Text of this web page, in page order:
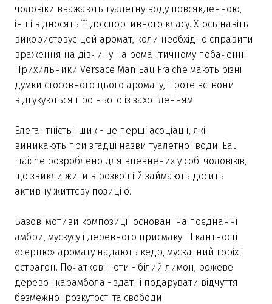
чоловіки вважають туалетну воду повсякденною,
інші відносять її до спортивного класу. Хтось навіть
використовує цей аромат, коли необхідно справити
враження на дівчину на романтичному побаченні.
Прихильники Versace Man Eau Fraiche мають різні
думки стосовного цього аромату, проте всі вони
відгукуються про нього із захопленням.
Елегантність і шик - це перші асоціації, які
виникають при згадці назви туалетної води. Eau
Fraiche розроблено для впевнених у собі чоловіків,
що звикли жити в розкоші й займають досить
активну життєву позицію.
Базові мотиви композиції основані на поєднанні
амбри, мускусу і деревного присмаку. Пікантності
«серцю» аромату надають кедр, мускатний горіх і
естрагон. Початкові ноти - білий лимон, рожеве
дерево і карамбола - здатні подарувати відчуття
безмежної розкутості та свободи